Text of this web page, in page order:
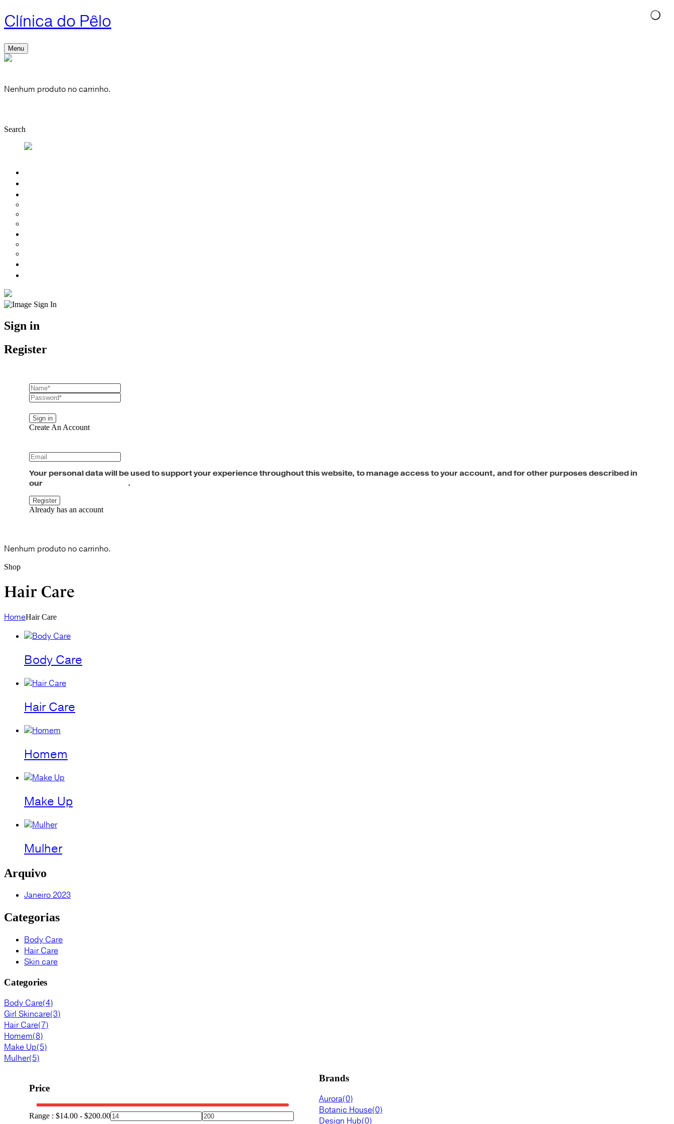
Clínica do Pêlo
Menu
Nenhum produto no carrinho.
Search
Sign in
Register
Create An Account
Your personal data will be used to support your experience throughout this website, to manage access to your account, and for other purposes described in
our
.
Already has an account
Nenhum produto no carrinho.
Shop
Hair Care
HomeHair Care
Body Care
Hair Care
Homem
Make Up
Mulher
Arquivo
Janeiro 2023
Categorias
Body Care
Hair Care
Skin care
Categories
Body Care(4)
Girl Skincare(3)
Hair Care(7)
Homem(8)
Make Up(5)
Mulher(5)
Price
Range : $14.00 - $200.00
Brands
Aurora(0)
Botanic House(0)
Design Hub(0)